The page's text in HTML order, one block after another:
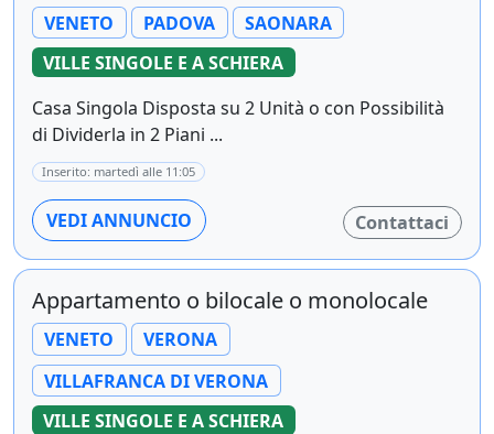
VENETO PADOVA
SAONARA
VILLE SINGOLE E A SCHIERA
Casa Singola Disposta su 2 Unità o con Possibilità
di Dividerla in 2 Piani ...
Inserito: martedì alle 11:05
VEDI ANNUNCIO Contattaci
Appartamento o bilocale o monolocale
VENETO
VERONA
VILLAFRANCA DI VERONA
VILLE SINGOLE E A SCHIERA